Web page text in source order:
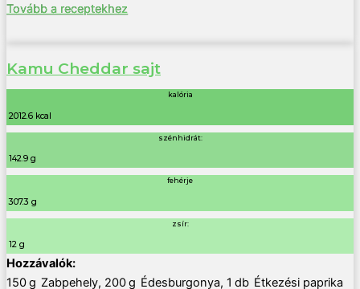
Tovább a receptekhez
Kamu Cheddar sajt
kalória
2012.6 kcal
szénhidrát:
142.9 g
fehérje
307.3 g
zsír:
12 g
150g Zabpehely, 200g Édesburgonya, 1 db Étkezési paprika